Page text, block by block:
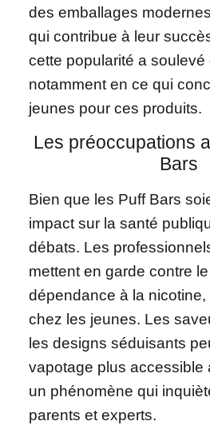
des emballages
qui contribue à leur
cette popularité a
notamment en ce qui
jeunes pour ces produits.
Les préoccupations
Bars
Bien que les Puff Bars
impact sur la santé
débats. Les
mettent en garde contre
dépendance à la nicotine,
chez les jeunes. Les
les designs séduisants
vapotage plus accessible
un phénomène qui
parents et experts.